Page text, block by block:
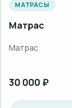
МАТРАСЫ
Матрас
Матрас
30 000 ₽